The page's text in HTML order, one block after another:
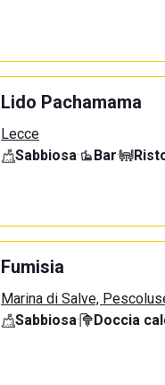
Lido Pachamama
Lecce
Sabbiosa· Bar·
Fumisia
Marina di Salve,
Sabbiosa· Doccia